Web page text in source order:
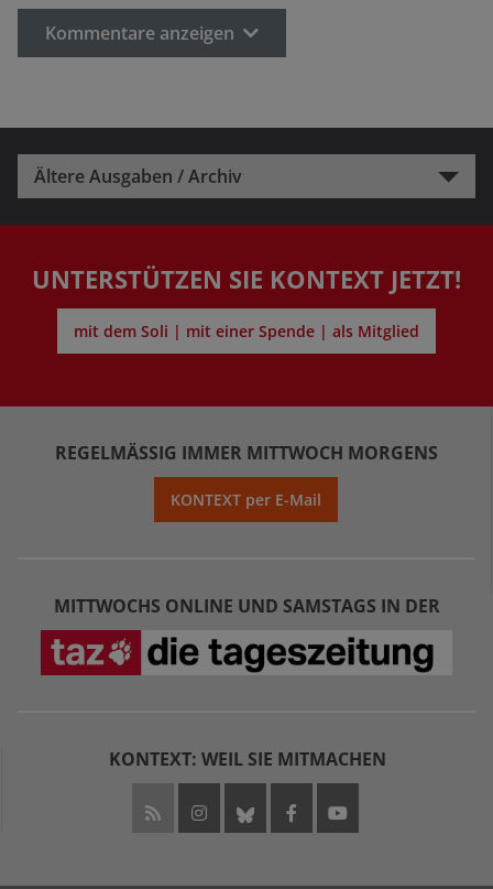
Kommentare anzeigen
Ältere Ausgaben / Archiv
UNTERSTÜTZEN SIE KONTEXT JETZT!
mit dem Soli | mit einer Spende | als Mitglied
REGELMÄSSIG IMMER MITTWOCH MORGENS
KONTEXT per E-Mail
MITTWOCHS ONLINE UND SAMSTAGS IN DER
KONTEXT: WEIL SIE MITMACHEN